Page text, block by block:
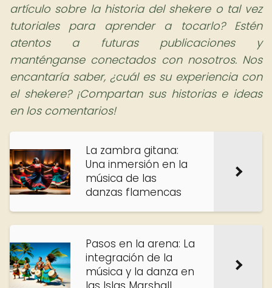
artículo sobre la historia del shekere o tal vez
tutoriales para aprender a tocarlo? Estén
atentos a futuras publicaciones y
manténganse conectados con nosotros. Nos
encantaría saber, ¿cuál es su experiencia con
el shekere? ¡Compartan sus historias e ideas
en los comentarios!
La zambra gitana:
Una inmersión en la
música de las
danzas flamencas
Pasos en la arena: La
integración de la
música y la danza en